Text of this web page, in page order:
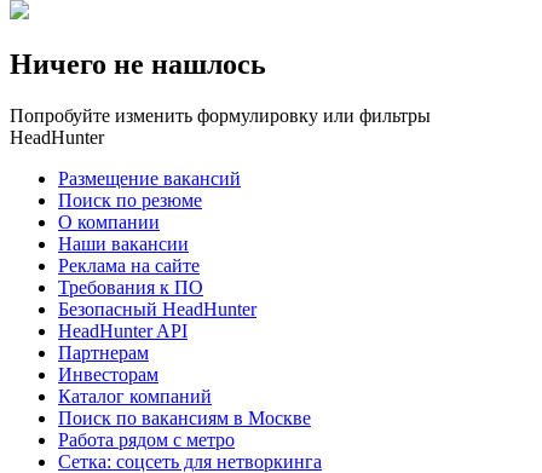
Ничего не нашлось
Попробуйте изменить формулировку или фильтры
HeadHunter
Размещение вакансий
Поиск по резюме
О компании
Наши вакансии
Реклама на сайте
Требования к ПО
Безопасный HeadHunter
HeadHunter API
Партнерам
Инвесторам
Каталог компаний
Поиск по вакансиям в Москве
Работа рядом с метро
Сетка: соцсеть для нетворкинга